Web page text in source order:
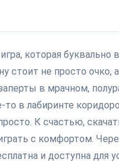
которая буквально
стоит не просто
в мрачном,
в лабиринте
К счастью,
с комфортом.
и доступна